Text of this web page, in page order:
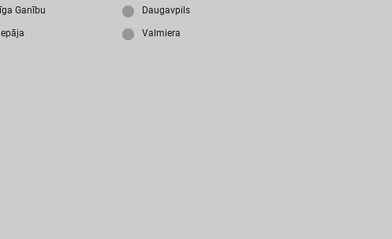
Aiz
Ganību Daugavpils
Valmiera